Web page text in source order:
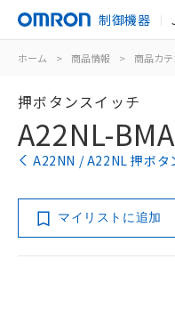
制御機器
ホーム > 商品情報 > 商品カテ
押ボタンスイッチ
A22NL-
A22NN / A22NL 押ボタ
マイリストに追加